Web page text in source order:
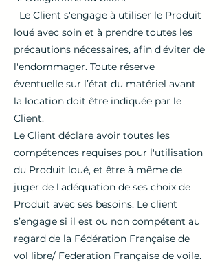
Le Client s'engage à utiliser le Produit
loué avec soin et à prendre toutes les
précautions nécessaires, afin d'éviter de
l'endommager. Toute réserve
éventuelle sur l’état du matériel avant
la location doit être indiquée par le
Client.
Le Client déclare avoir toutes les
compétences requises pour l'utilisation
du Produit loué, et être à même de
juger de l'adéquation de ses choix de
Produit avec ses besoins. Le client
s’engage si il est ou non compétent au
regard de la Fédération Française de
vol libre/ Federation Française de voile.